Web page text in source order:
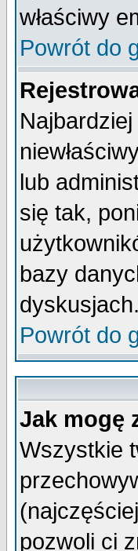
właściwy
Powrót do
lub
się tak,
bazy
dyskusjach.
Powrót do
Jak mogę
Wszystkie
pozwoli ci